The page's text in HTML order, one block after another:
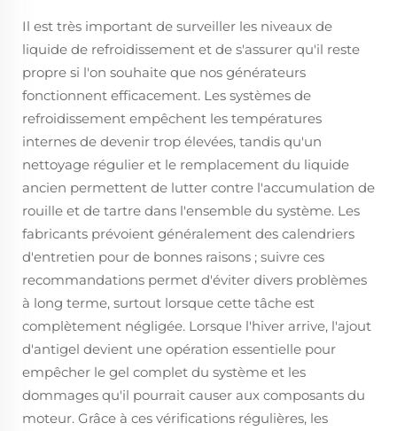
Il est très important de surveiller les niveaux de
liquide de refroidissement et de s'assurer qu'il reste
propre si l'on souhaite que nos générateurs
fonctionnent efficacement. Les systèmes de
refroidissement empêchent les températures
internes de devenir trop élevées, tandis qu'un
nettoyage régulier et le remplacement du liquide
ancien permettent de lutter contre l'accumulation de
rouille et de tartre dans l'ensemble du système. Les
fabricants prévoient généralement des calendriers
d'entretien pour de bonnes raisons ; suivre ces
recommandations permet d'éviter divers problèmes
à long terme, surtout lorsque cette tâche est
complètement négligée. Lorsque l'hiver arrive, l'ajout
d'antigel devient une opération essentielle pour
empêcher le gel complet du système et les
dommages qu'il pourrait causer aux composants du
moteur. Grâce à ces vérifications régulières, les